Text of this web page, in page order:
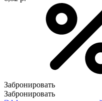
Забронировать
Забронировать